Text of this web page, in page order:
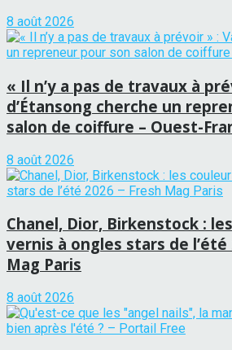
8 août 2026
« Il n’y a pas de travaux à
d’Étansong cherche un
salon de coiffure – Ouest-
8 août 2026
Chanel, Dior, Birkenstock :
vernis à ongles stars de l’été
Mag Paris
8 août 2026